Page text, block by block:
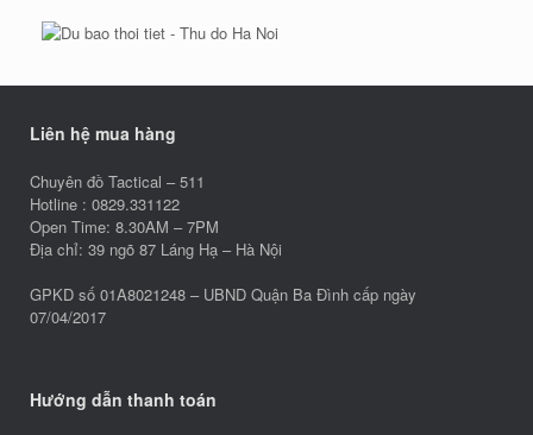
Liên hệ mua hàng
Chuyên đồ Tactical – 511
Hotline : 0829.331122
Open Time: 8.30AM – 7PM
Địa chỉ: 39 ngõ 87 Láng Hạ – Hà Nội
GPKD số 01A8021248 – UBND Quận Ba Đình cấp ngày
07/04/2017
Hướng dẫn thanh toán